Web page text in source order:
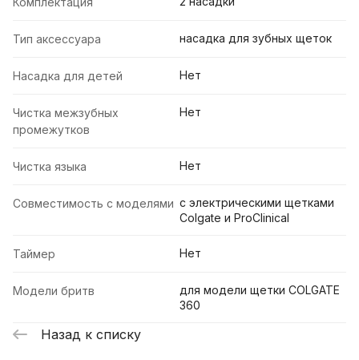
Тип аксессуара насадка для зубных щеток
Насадка для детей Нет
Чистка межзубных
промежутков
Нет
Чистка языка Нет
Совместимость с моделями с электрическими щетками
Colgate и ProClinical
Таймер Нет
Модели бритв
для модели щетки COLGATE
360
Назад к списку